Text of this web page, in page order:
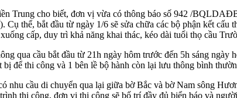
Trung cho biết, đơn vị vừa có thông báo số 942 /
Cụ thể, bắt đầu từ ngày 1/6 sẽ sửa chữa các bộ phận kết
cấp, duy trì khả năng khai thác, kéo dài tuổi thọ cầu
qua cầu bắt đầu từ 21h ngày hôm trước đến 5h sáng
để thi công và 1 bên lề bộ hành còn lại lưu thông bình
nhu cầu di chuyển qua lại giữa bờ Bắc và bờ Nam sông
thi công, đơn vị thi công sẽ bố trí đầy đủ biển báo và